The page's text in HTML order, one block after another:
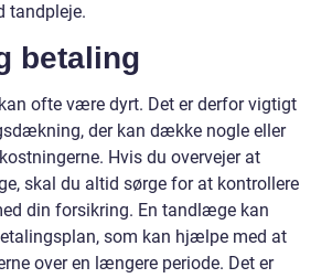
tandpleje.
betaling
ofte være dyrt. Det er derfor vigtigt
der kan dække nogle eller
Hvis du overvejer at
skal du altid sørge for at kontrollere
din forsikring. En tandlæge kan
som kan hjælpe med at
over en længere periode. Det er